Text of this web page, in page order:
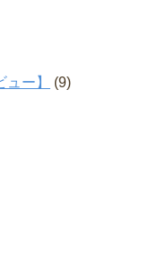
ー】 (9)